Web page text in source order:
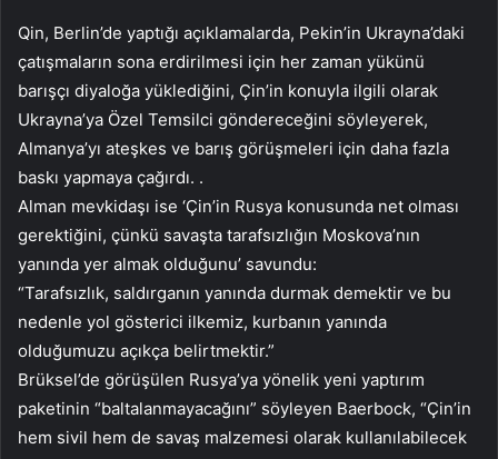
Qin, Berlin’de yaptığı açıklamalarda, Pekin’in Ukrayna’daki
çatışmaların sona erdirilmesi için her zaman yükünü
barışçı diyaloğa yüklediğini, Çin’in konuyla ilgili olarak
Ukrayna’ya Özel Temsilci göndereceğini söyleyerek,
Almanya’yı ateşkes ve barış görüşmeleri için daha fazla
baskı yapmaya çağırdı. .
Alman mevkidaşı ise ‘Çin’in Rusya konusunda net olması
gerektiğini, çünkü savaşta tarafsızlığın Moskova’nın
yanında yer almak olduğunu’ savundu:
“Tarafsızlık, saldırganın yanında durmak demektir ve bu
nedenle yol gösterici ilkemiz, kurbanın yanında
olduğumuzu açıkça belirtmektir.”
Brüksel’de görüşülen Rusya’ya yönelik yeni yaptırım
paketinin “baltalanmayacağını” söyleyen Baerbock, “Çin’in
hem sivil hem de savaş malzemesi olarak kullanılabilecek